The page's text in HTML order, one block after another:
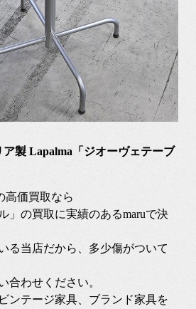
ア製 Lapalma「ジオーヴェテーブ
高価買取なら
」の買取に実績のあるmaruで決
る当店だから、多少傷がついて
合わせください。
ンテージ家具、ブランド家具を